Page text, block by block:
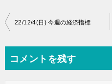
投
ビ
22/12/4(日) 今週の経済指標
コメントを残す